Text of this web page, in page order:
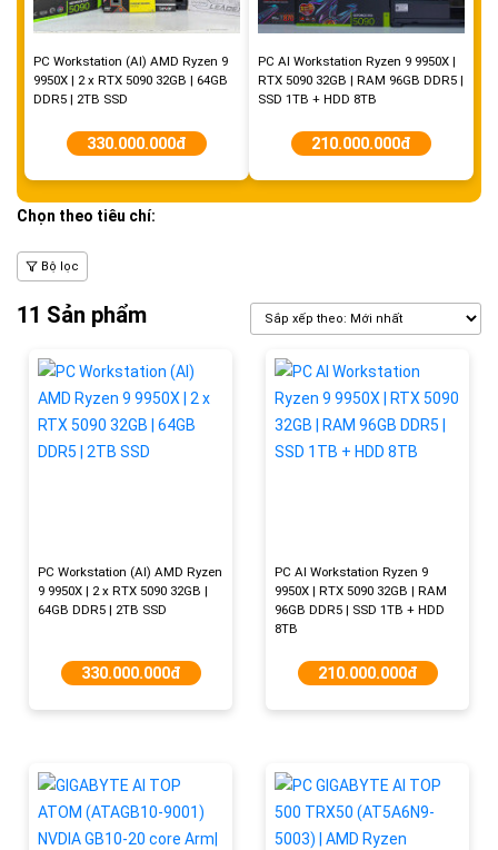
PC Workstation (AI) AMD Ryzen 9
9950X | 2 x RTX 5090 32GB | 64GB
DDR5 | 2TB SSD
330.000.000đ
PC AI Workstation Ryzen 9 9950X |
RTX 5090 32GB | RAM 96GB DDR5 |
SSD 1TB + HDD 8TB
210.000.000đ
Chọn theo tiêu chí:
Bộ lọc
11 Sản phẩm
PC Workstation (AI) AMD Ryzen
9 9950X | 2 x RTX 5090 32GB |
64GB DDR5 | 2TB SSD
330.000.000đ
PC AI Workstation Ryzen 9
9950X | RTX 5090 32GB | RAM
96GB DDR5 | SSD 1TB + HDD
8TB
210.000.000đ